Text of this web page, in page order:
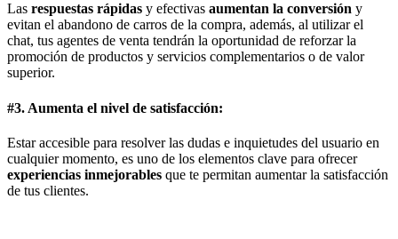
Las respuestas rápidas y efectivas aumentan la conversión y
evitan el abandono de carros de la compra, además, al utilizar el
chat, tus agentes de venta tendrán la oportunidad de reforzar la
promoción de productos y servicios complementarios o de valor
superior.
#3. Aumenta el nivel de satisfacción:
Estar accesible para resolver las dudas e inquietudes del usuario en
cualquier momento, es uno de los elementos clave para ofrecer
experiencias inmejorables que te permitan aumentar la satisfacción
de tus clientes.